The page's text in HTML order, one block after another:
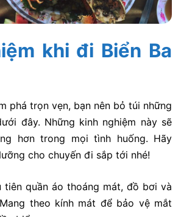
khi đi Biển Ba
phá trọn vẹn, bạn nên bỏ túi những
đây. Những kinh nghiệm này sẽ
hơn trong mọi tình huống. Hãy
cho chuyến đi sắp tới nhé!
tiên quần áo thoáng mát, đồ bơi và
theo kính mát để bảo vệ mắt